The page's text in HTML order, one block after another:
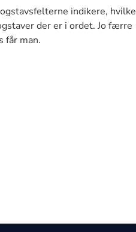
indikere, hvilke
der er i ordet. Jo færre
får man.